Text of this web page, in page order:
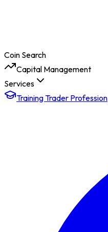
Coin Search
Capital Management
Services
Training Trader Profession